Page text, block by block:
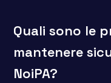
Quali sono le
mantenere
NoiPA?